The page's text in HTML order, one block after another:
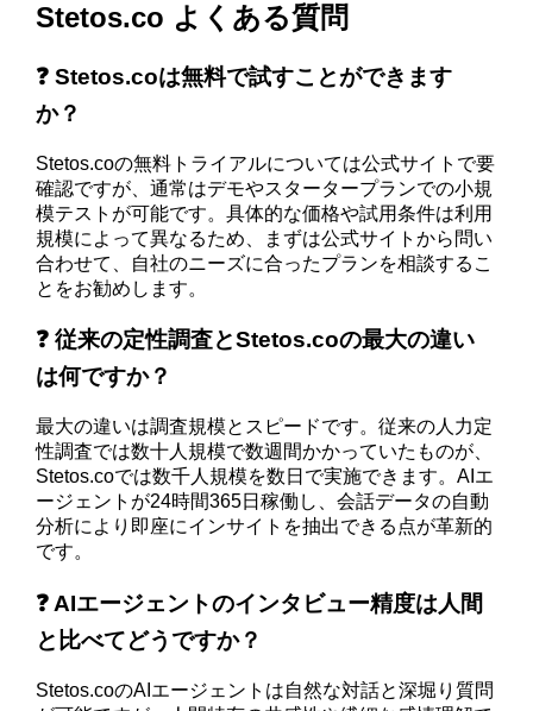
Stetos.co よくある質問
❓ Stetos.coは無料で試すことができます
か？
Stetos.coの無料トライアルについては公式サイトで要
確認ですが、通常はデモやスタータープランでの小規
模テストが可能です。具体的な価格や試用条件は利用
規模によって異なるため、まずは公式サイトから問い
合わせて、自社のニーズに合ったプランを相談するこ
とをお勧めします。
❓ 従来の定性調査とStetos.coの最大の違い
は何ですか？
最大の違いは調査規模とスピードです。従来の人力定
性調査では数十人規模で数週間かかっていたものが、
Stetos.coでは数千人規模を数日で実施できます。AIエ
ージェントが24時間365日稼働し、会話データの自動
分析により即座にインサイトを抽出できる点が革新的
です。
❓ AIエージェントのインタビュー精度は人間
と比べてどうですか？
Stetos.coのAIエージェントは自然な対話と深堀り質問